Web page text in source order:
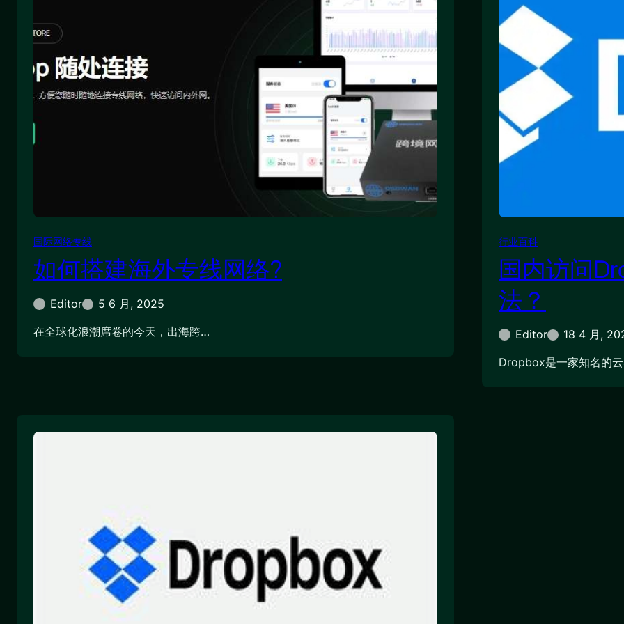
国际网络专线
如何搭建海外专线网络?
Editor
5 6 月, 2025
在全球化浪潮席卷的今天，出海跨…
行业百科
国内访问
法？
Editor
18 4 月,
Dropbox是一家知名的